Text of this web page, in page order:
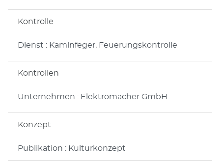
Kontrolle
Dienst : Kaminfeger, Feuerungskontrolle
Kontrollen
Unternehmen : Elektromacher GmbH
Konzept
Publikation : Kulturkonzept